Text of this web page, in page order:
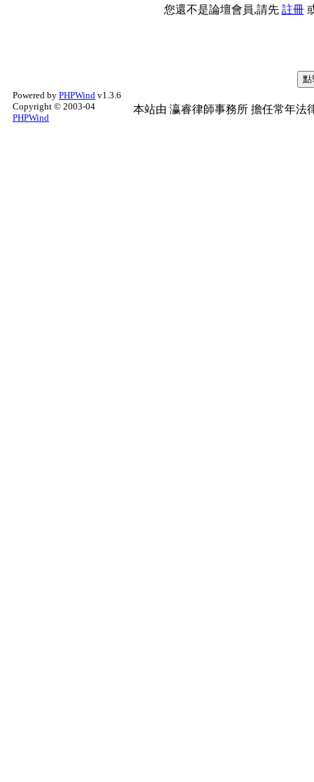
您還不是論壇會員,請先 註冊
Powered by PHPWind v1.3.6
Copyright © 2003-04
PHPWind
本站由 瀛睿律師事務所 擔任常年法